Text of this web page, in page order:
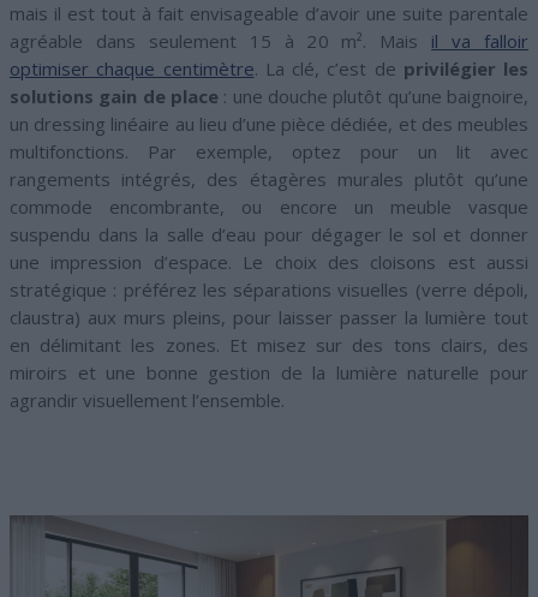
mais il est tout à fait envisageable d’avoir une suite parentale
agréable dans seulement 15 à 20 m². Mais il va falloir
optimiser chaque centimètre. La clé, c’est de privilégier les
solutions gain de place : une douche plutôt qu’une baignoire,
un dressing linéaire au lieu d’une pièce dédiée, et des meubles
multifonctions. Par exemple, optez pour un lit avec
rangements intégrés, des étagères murales plutôt qu’une
commode encombrante, ou encore un meuble vasque
suspendu dans la salle d’eau pour dégager le sol et donner
une impression d’espace. Le choix des cloisons est aussi
stratégique : préférez les séparations visuelles (verre dépoli,
claustra) aux murs pleins, pour laisser passer la lumière tout
en délimitant les zones. Et misez sur des tons clairs, des
miroirs et une bonne gestion de la lumière naturelle pour
agrandir visuellement l’ensemble.